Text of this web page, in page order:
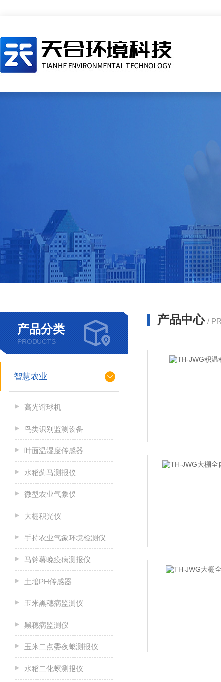
产品分类
PRODUCTS
智慧农业
高光谱球机
鸟类识别监测设备
叶面温湿度传感器
水稻蓟马测报仪
微型农业气象仪
大棚积光仪
手持农业气象环境检测仪
马铃薯晚疫病测报仪
土壤PH传感器
玉米黑穗病监测仪
黑穗病监测仪
玉米二点委夜蛾测报仪
水稻二化螟测报仪
产品中心 /